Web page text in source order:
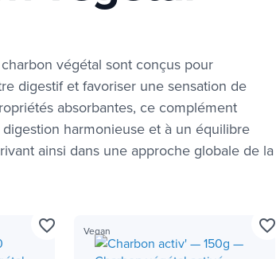
végétal sont conçus pour
digestif et favoriser une sensation de
absorbantes, ce complément
harmonieuse et à un équilibre
ainsi dans une approche globale de la
favorite_border Vegan favorite_border